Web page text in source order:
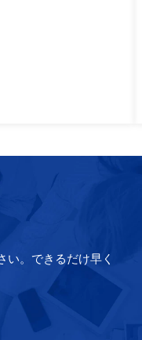
い。できるだけ早く